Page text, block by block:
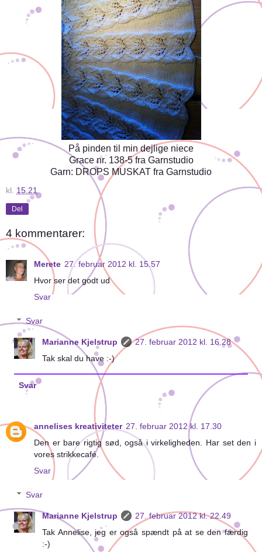
På pinden til min dejlige niece
Grace nr. 138-5 fra Garnstudio
Garn: DROPS MUSKAT fra Garnstudio
kl. 15.21
Del
4 kommentarer:
Merete 27. februar 2012 kl. 15.57
Hvor ser det godt ud
Svar
Svar
Marianne Kjelstrup
27. februar 2012 kl. 16.28
Tak skal du have :-)
Svar
annelises kreativiteter 27. februar 2012 kl. 17.30
Den er bare rigtig sød, også i virkeligheden. Har set den i
vores strikkecafé.
Svar
Svar
Marianne Kjelstrup
27. februar 2012 kl. 22.49
Tak Annelise, jeg er også spændt på at se den færdig
:-)